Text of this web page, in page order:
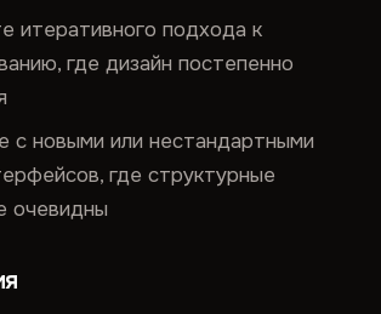
итеративного подхода к
где дизайн постепенно
с новыми или нестандартными
где структурные
очевидны